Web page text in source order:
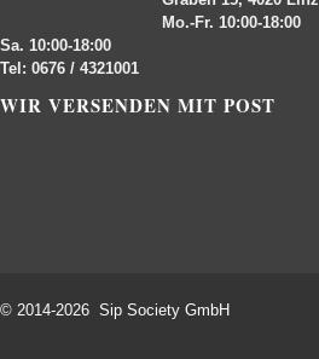
Mo.-Fr. 10:00-18:00
Sa. 10:00-18:00
Tel: 0676 / 4321001
WIR VERSENDEN MIT POST
© 2014-2026 Sip Society GmbH